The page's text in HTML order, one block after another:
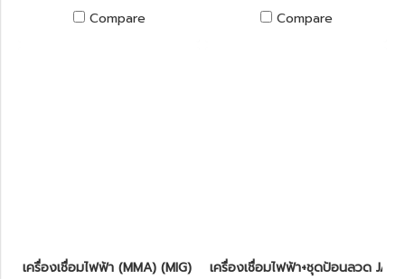
Compare
Compare
เครื่องเชื่อมไฟฟ้า (MMA) (MIG) POLO MIG200เครื่องเชื่อมไฟฟ้า+ชุดป้อนลวด